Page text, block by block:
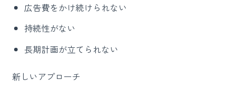
広告費をかけ続けられない
持続性がない
長期計画が立てられない
新しいアプローチ